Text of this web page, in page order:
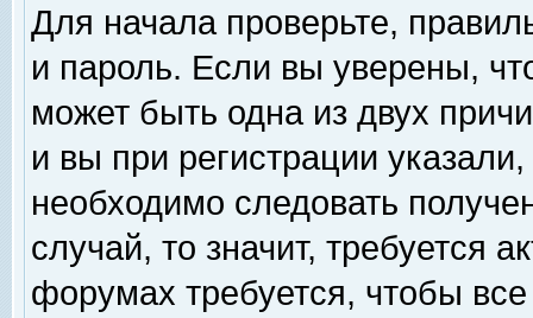
Для начала проверьте,
и пароль. Если вы уверены,
может быть одна из двух
и вы при регистрации
необходимо следовать
случай, то значит, требуется
форумах требуется, чтобы